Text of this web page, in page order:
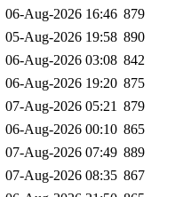
06-Aug-2026 16:46 879
05-Aug-2026 19:58 890
06-Aug-2026 03:08 842
06-Aug-2026 19:20 875
07-Aug-2026 05:21 879
06-Aug-2026 00:10 865
07-Aug-2026 07:49 889
07-Aug-2026 08:35 867